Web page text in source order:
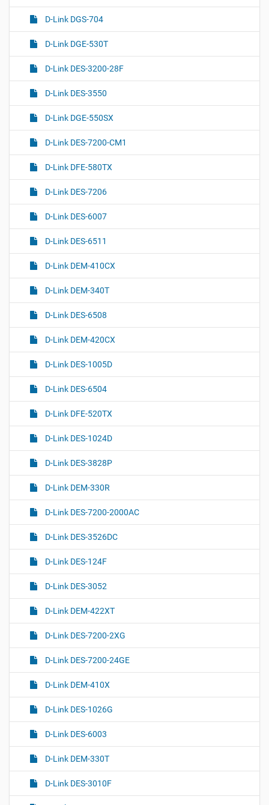
D-Link DGS-704
D-Link DGE-530T
D-Link DES-3200-28F
D-Link DES-3550
D-Link DGE-550SX
D-Link DES-7200-CM1
D-Link DFE-580TX
D-Link DES-7206
D-Link DES-6007
D-Link DES-6511
D-Link DEM-410CX
D-Link DEM-340T
D-Link DES-6508
D-Link DEM-420CX
D-Link DES-1005D
D-Link DES-6504
D-Link DFE-520TX
D-Link DES-1024D
D-Link DES-3828P
D-Link DEM-330R
D-Link DES-7200-2000AC
D-Link DES-3526DC
D-Link DES-124F
D-Link DES-3052
D-Link DEM-422XT
D-Link DES-7200-2XG
D-Link DES-7200-24GE
D-Link DEM-410X
D-Link DES-1026G
D-Link DES-6003
D-Link DEM-330T
D-Link DES-3010F